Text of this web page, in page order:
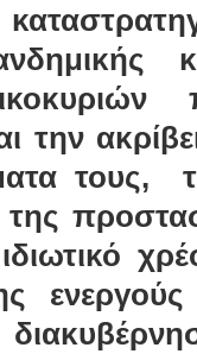
την
τους,